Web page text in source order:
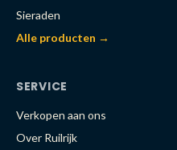
Sieraden
Alle producten →
SERVICE
Verkopen aan ons
Over Ruilrijk